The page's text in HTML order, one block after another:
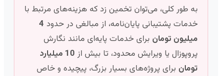
به طور کلی، می‌توان تخمین زد که هزینه‌های مرتبط با
خدمات پشتیبانی پایان‌نامه، از مبالغی در حدود 4
میلیون تومان برای خدمات پایه‌ای مانند نگارش
پروپوزال یا ویرایش محدود، تا بیش از
10 میلیارد
تومان برای پروژه‌های بسیار بزرگ، پیچیده و خاص